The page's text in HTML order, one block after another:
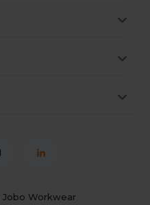
Jobo Workwear